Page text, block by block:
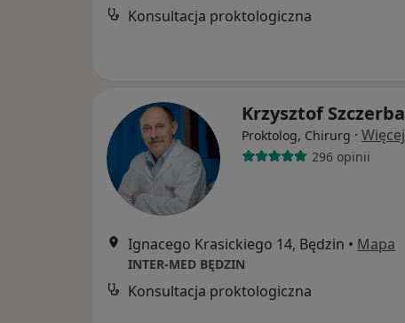
Konsultacja proktologiczna
Krzysztof Szczerba
Proktolog, Chirurg · Więcej
296 opinii
Ignacego Krasickiego 14, Będzin • Mapa
INTER-MED BĘDZIN
Konsultacja proktologiczna